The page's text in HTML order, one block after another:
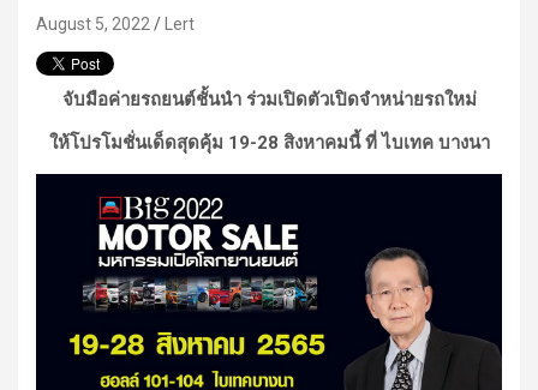
August 5, 2022 Lert
จับมือค่ายรถยนต์ชั้นนำ ร่วมเปิดตัวเปิดจำหน่ายรถใหม่
ให้โปรโมชั่นเด็ดสุดคุ้ม 19-28 สิงหาคมนี้ ที่ ไบเทค บางนา